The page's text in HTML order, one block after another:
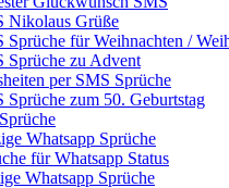
Nikolaus Grüße
Sprüche für Weihnachten /
Sprüche zu Advent
per SMS Sprüche
Sprüche zum 50. Geburtstag
Whatsapp Sprüche
für Whatsapp Status
Whatsapp Sprüche